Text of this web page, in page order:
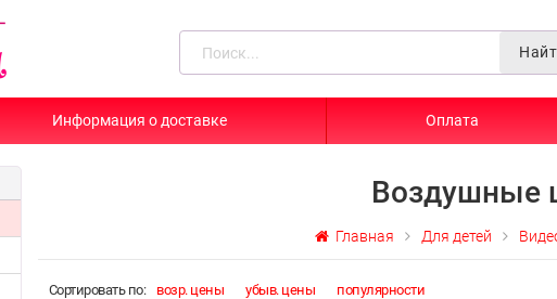
Информация о доставке Оплата
Воздушные
Главная Для детей
Cортировать по: возр. цены убыв. цены популярности